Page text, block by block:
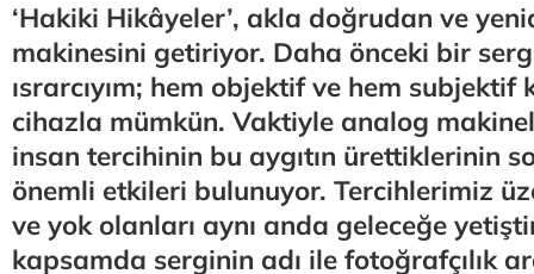
‘Hakiki Hikâyeler’, akla doğrudan ve
makinesini getiriyor. Daha önceki bir
ısrarcıyım; hem objektif ve hem
cihazla mümkün. Vaktiyle analog
insan tercihinin bu aygıtın ürettiklerinin
önemli etkileri bulunuyor. Tercihlerimiz
ve yok olanları aynı anda geleceğe
kapsamda serginin adı ile fotoğrafçılık